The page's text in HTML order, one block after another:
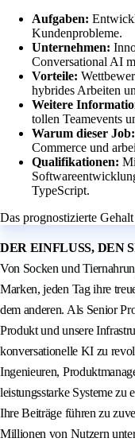
Aufgaben:
Kundenprobleme.
Unternehmen:
Conversational AI
Vorteile:
hybrides Arbeiten
Weitere
tollen Teamevents
Warum dieser Job:
Commerce und
Qualifikationen:
TypeScript.
Das prognostizierte
DER EINFLUSS, DEN
Von Socken und
Marken, jeden Tag ihre
dem anderen. Als Senior
Produkt und unsere
konversationelle KI zu
Ingenieuren,
leistungsstarke Systeme zu
Ihre Beiträge führen zu
Millionen von Nutzern